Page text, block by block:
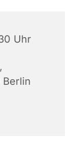
Uhr
Berlin